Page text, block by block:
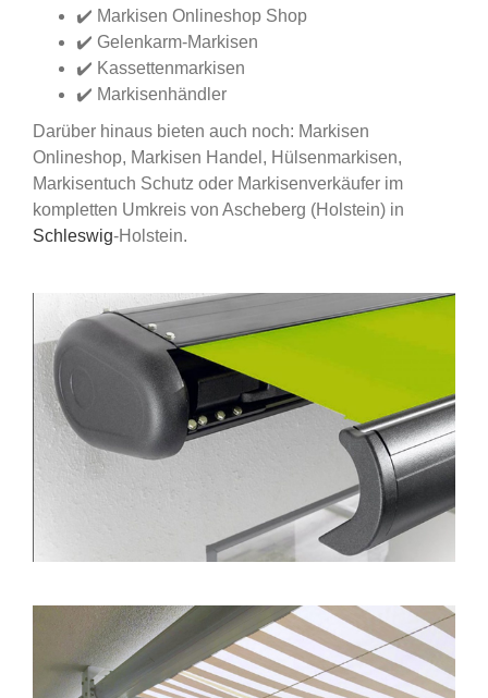
✔️ Markisen Onlineshop Shop
✔️ Gelenkarm-Markisen
✔️ Kassettenmarkisen
✔️ Markisenhändler
Darüber hinaus bieten auch noch: Markisen
Onlineshop, Markisen Handel, Hülsenmarkisen,
Markisentuch Schutz oder Markisenverkäufer im
kompletten Umkreis von Ascheberg (Holstein) in
Schleswig-Holstein.